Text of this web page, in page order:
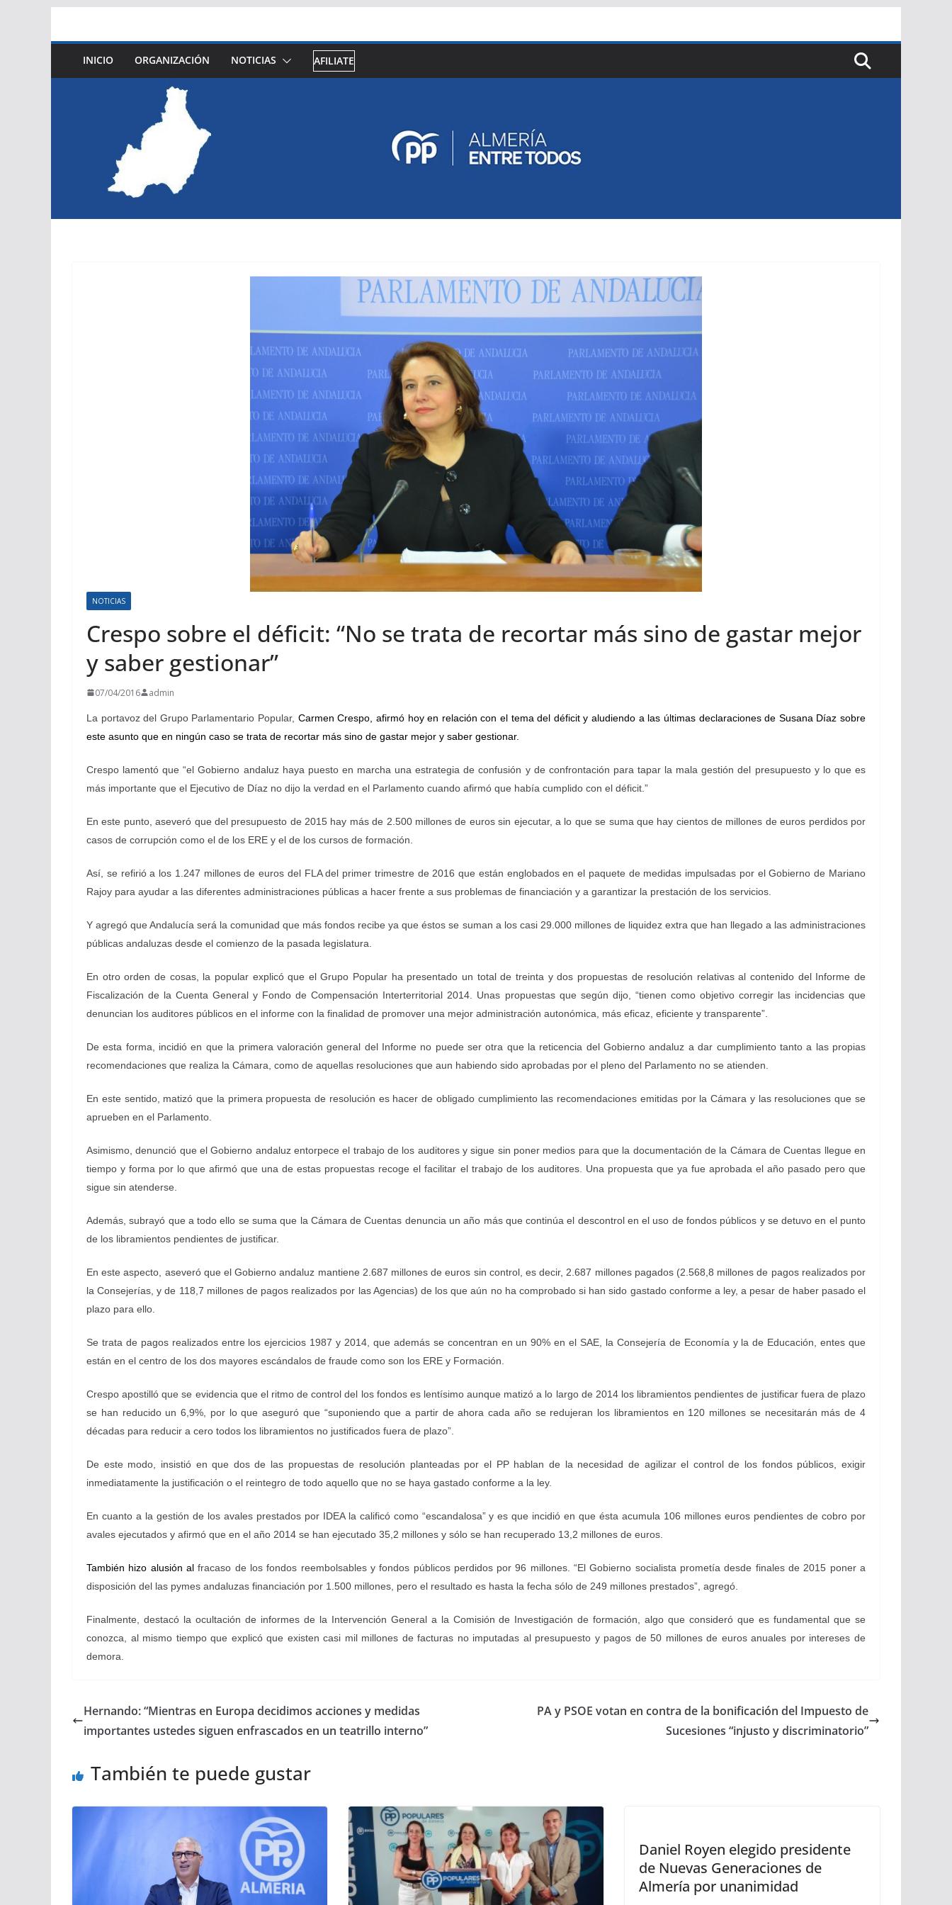
contenido
INICIO ORGANIZACIÓN NOTICIAS AFILIATE
NOTICIAS
Crespo sobre el déficit: “No se trata de recortar más sino de gastar mejor
y saber gestionar”
07/04/2016 admin
La portavoz del Grupo Parlamentario Popular, Carmen Crespo, afirmó hoy en relación con el tema del déficit y aludiendo a las últimas declaraciones de Susana Díaz sobre
este asunto que en ningún caso se trata de recortar más sino de gastar mejor y saber gestionar.
Crespo lamentó que “el Gobierno andaluz haya puesto en marcha una estrategia de confusión y de confrontación para tapar la mala gestión del presupuesto y lo que es
más importante que el Ejecutivo de Díaz no dijo la verdad en el Parlamento cuando afirmó que había cumplido con el déficit.”
En este punto, aseveró que del presupuesto de 2015 hay más de 2.500 millones de euros sin ejecutar, a lo que se suma que hay cientos de millones de euros perdidos por
casos de corrupción como el de los ERE y el de los cursos de formación.
Así, se refirió a los 1.247 millones de euros del FLA del primer trimestre de 2016 que están englobados en el paquete de medidas impulsadas por el Gobierno de Mariano
Rajoy para ayudar a las diferentes administraciones públicas a hacer frente a sus problemas de financiación y a garantizar la prestación de los servicios.
Y agregó que Andalucía será la comunidad que más fondos recibe ya que éstos se suman a los casi 29.000 millones de liquidez extra que han llegado a las administraciones
públicas andaluzas desde el comienzo de la pasada legislatura.
En otro orden de cosas, la popular explicó que el Grupo Popular ha presentado un total de treinta y dos propuestas de resolución relativas al contenido del Informe de
Fiscalización de la Cuenta General y Fondo de Compensación Interterritorial 2014. Unas propuestas que según dijo, “tienen como objetivo corregir las incidencias que
denuncian los auditores públicos en el informe con la finalidad de promover una mejor administración autonómica, más eficaz, eficiente y transparente”.
De esta forma, incidió en que la primera valoración general del Informe no puede ser otra que la reticencia del Gobierno andaluz a dar cumplimiento tanto a las propias
recomendaciones que realiza la Cámara, como de aquellas resoluciones que aun habiendo sido aprobadas por el pleno del Parlamento no se atienden.
En este sentido, matizó que la primera propuesta de resolución es hacer de obligado cumplimiento las recomendaciones emitidas por la Cámara y las resoluciones que se
aprueben en el Parlamento.
Asimismo, denunció que el Gobierno andaluz entorpece el trabajo de los auditores y sigue sin poner medios para que la documentación de la Cámara de Cuentas llegue en
tiempo y forma por lo que afirmó que una de estas propuestas recoge el facilitar el trabajo de los auditores. Una propuesta que ya fue aprobada el año pasado pero que
sigue sin atenderse.
Además, subrayó que a todo ello se suma que la Cámara de Cuentas denuncia un año más que continúa el descontrol en el uso de fondos públicos y se detuvo en el punto
de los libramientos pendientes de justificar.
En este aspecto, aseveró que el Gobierno andaluz mantiene 2.687 millones de euros sin control, es decir, 2.687 millones pagados (2.568,8 millones de pagos realizados por
la Consejerías, y de 118,7 millones de pagos realizados por las Agencias) de los que aún no ha comprobado si han sido gastado conforme a ley, a pesar de haber pasado el
plazo para ello.
Se trata de pagos realizados entre los ejercicios 1987 y 2014, que además se concentran en un 90% en el SAE, la Consejería de Economía y la de Educación, entes que
están en el centro de los dos mayores escándalos de fraude como son los ERE y Formación.
Crespo apostilló que se evidencia que el ritmo de control del los fondos es lentísimo aunque matizó a lo largo de 2014 los libramientos pendientes de justificar fuera de plazo
se han reducido un 6,9%, por lo que aseguró que “suponiendo que a partir de ahora cada año se redujeran los libramientos en 120 millones se necesitarán más de 4
décadas para reducir a cero todos los libramientos no justificados fuera de plazo”.
De este modo, insistió en que dos de las propuestas de resolución planteadas por el PP hablan de la necesidad de agilizar el control de los fondos públicos, exigir
inmediatamente la justificación o el reintegro de todo aquello que no se haya gastado conforme a la ley.
En cuanto a la gestión de los avales prestados por IDEA la calificó como “escandalosa” y es que incidió en que ésta acumula 106 millones euros pendientes de cobro por
avales ejecutados y afirmó que en el año 2014 se han ejecutado 35,2 millones y sólo se han recuperado 13,2 millones de euros.
También hizo alusión alfracaso de los fondos reembolsables y fondos públicos perdidos por 96 millones. “El Gobierno socialista prometía desde finales de 2015 poner a
disposición del las pymes andaluzas financiación por 1.500 millones, pero el resultado es hasta la fecha sólo de 249 millones prestados”, agregó.
Finalmente, destacó la ocultación de informes de la Intervención General a la Comisión de Investigación de formación, algo que consideró que es fundamental que se
conozca, al mismo tiempo que explicó que existen casi mil millones de facturas no imputadas al presupuesto y pagos de 50 millones de euros anuales por intereses de
demora.
Hernando: “Mientras en Europa decidimos acciones y medidas
importantes ustedes siguen enfrascados en un teatrillo interno”
PA y PSOE votan en contra de la bonificación del Impuesto de
Sucesiones “injusto y discriminatorio”
También te puede gustar
Daniel Royen elegido presidente
de Nuevas Generaciones de
Almería por unanimidad